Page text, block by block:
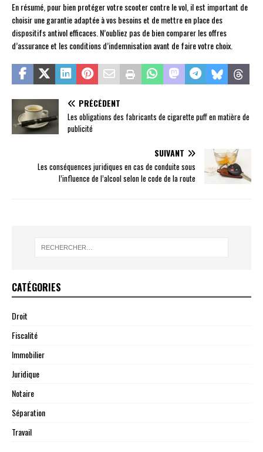
En résumé, pour bien protéger votre scooter contre le vol, il est important de
choisir une garantie adaptée à vos besoins et de mettre en place des
dispositifs antivol efficaces. N’oubliez pas de bien comparer les offres
d’assurance et les conditions d’indemnisation avant de faire votre choix.
PRÉCÉDENT
Les obligations des fabricants de cigarette puff en matière de
publicité
SUIVANT
Les conséquences juridiques en cas de conduite sous
l’influence de l’alcool selon le code de la route
CATÉGORIES
Droit
Fiscalité
Immobilier
Juridique
Notaire
Séparation
Travail